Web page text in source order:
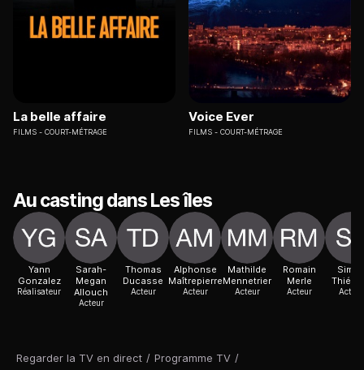
Regarder la TV en direct / Programme TV /
La belle affaire
FILMS COURT-MÉTRAGE
Voice Ever
FILMS COURT-MÉTRAGE
Au casting dans Les îles
Yann
Gonzalez
Réalisateur
Sarah-
Megan
Allouch
Acteur
Thomas
Ducasse
Acteur
Alphonse
Maîtrepierre
Acteur
Mathilde
Mennetrier
Acteur
Romain
Merle
Acteur Acteur